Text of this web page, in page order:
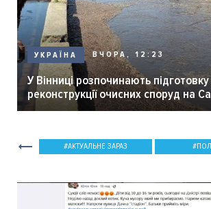
УКРАЇНА ВЧОРА, 12:23
У Вінниці розпочинають
реконструкції очисних споруд на
мер Вінниці.
АКТУАЛЬНЕ ЗАРАЗ